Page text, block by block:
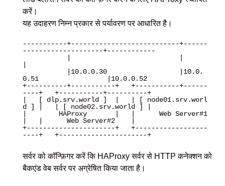
करें।
यह उदाहरण निम्न प्रकार से पर्यावरण पर आधारित है।
-----------+---------------------------+------
--------------------+------------
0.51                 |10.0.0.52
+----------+-----------+   +-----------+------
----+   +-----------+----------+
|   [ dlp.srv.world ]  |   | [ node01.srv.worl
d ] |   | [ node02.srv.world ] |
|        HAProxy       |   |      Web Server#1
|   |      Web Server#2    |
+----------------------+   +------------------
----+   +----------------------+
सर्वर को कॉन्फ़िगर करें कि HAProxy सर्वर से HTTP कनेक्शन को
बैकएंड वेब सर्वर पर अग्रेषित किया जाता है।